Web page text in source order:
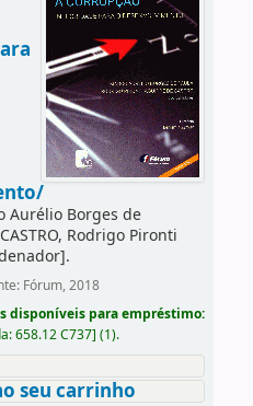
Aurélio Borges de
CASTRO, Rodrigo Pironti
.
Fórum, 2018
disponíveis para empréstimo:
658.12 C737] (1).
seu carrinho